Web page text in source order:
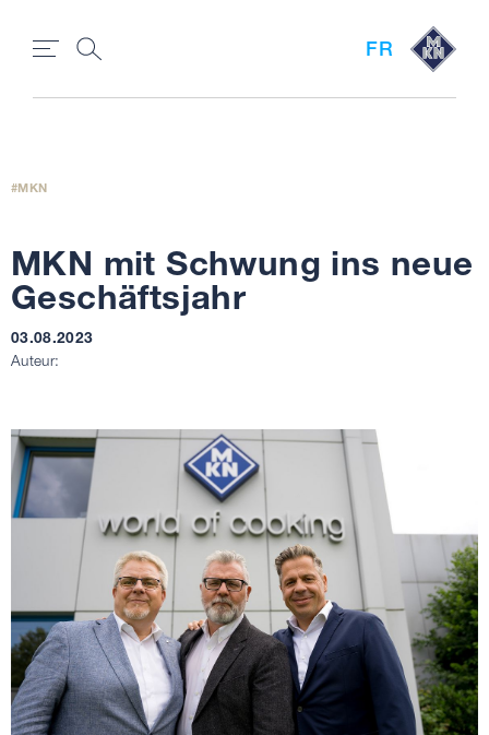
FR
MKN
MKN mit Schwung ins neue
Geschäftsjahr
03.08.2023
Auteur: